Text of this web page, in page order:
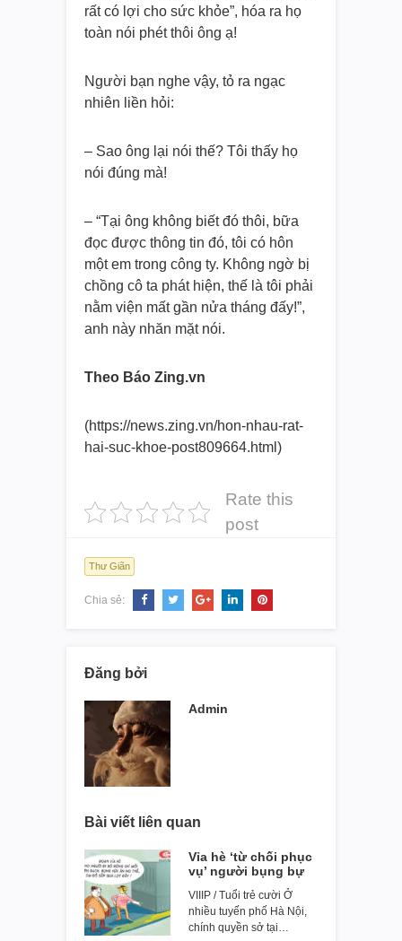
rất có lợi cho sức khỏe”, hóa ra họ
toàn nói phét thôi ông ạ!
Người bạn nghe vậy, tỏ ra ngạc
nhiên liền hỏi:
– Sao ông lại nói thế? Tôi thấy họ
nói đúng mà!
– “Tại ông không biết đó thôi, bữa
đọc được thông tin đó, tôi có hôn
một em trong công ty. Không ngờ bị
chồng cô ta phát hiện, thế là tôi phải
nằm viện mất gần nửa tháng đấy!”,
anh này nhăn mặt nói.
Theo Báo Zing.vn
(https://news.zing.vn/hon-nhau-rat-
hai-suc-khoe-post809664.html)
Rate this
post
Thư Giãn
Chia sẻ:
Đăng bởi
Admin
Bài viết liên quan
Vỉa hè ‘từ chối phục
vụ’ người bụng bự
VIIIP / Tuổi trẻ cười Ở
nhiều tuyến phố Hà Nội,
chính quyền sở tại…